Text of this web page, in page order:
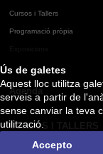
Ús de galetes
Aquest lloc utilitza
serveis a partir de
sense canviar la teva
utilització.
Accepto
Cursos i Tallers
Programació pròpia
Agenda
CURSOS I TALLERS